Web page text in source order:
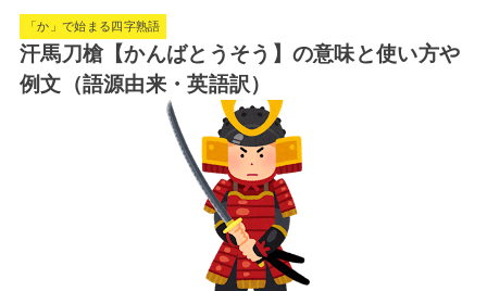
「か」で始まる四字熟語
汗馬刀槍【かんばとうそう】の意味と使い方や
例文（語源由来・英語訳）